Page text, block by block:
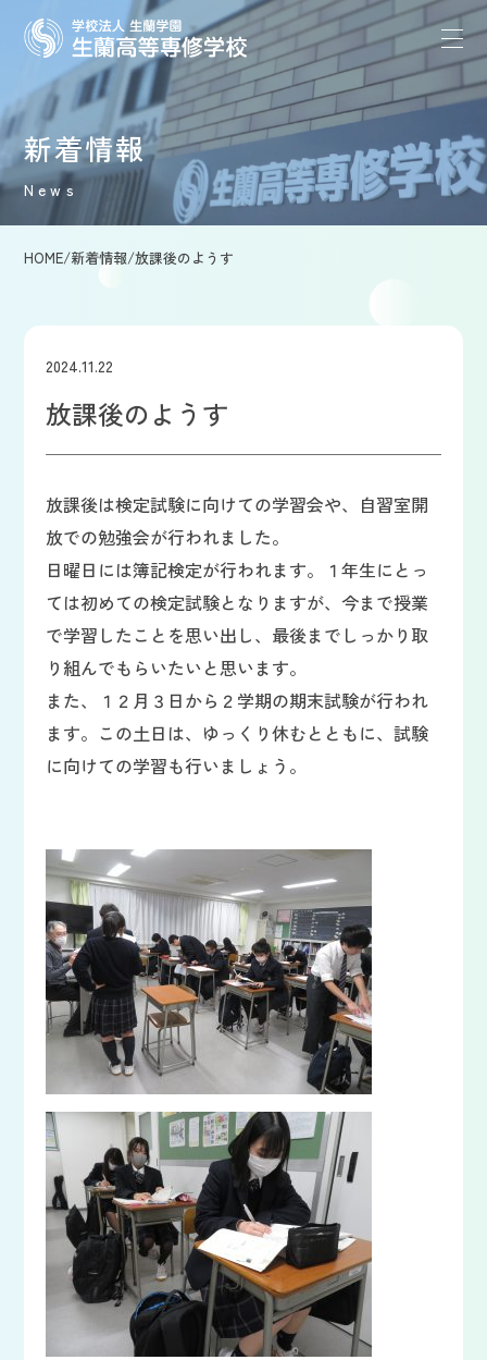
新着情報
News
HOME/新着情報/放課後のようす
2024.11.22
放課後のようす
放課後は検定試験に向けての学習会や、自習室開
放での勉強会が行われました。
日曜日には簿記検定が行われます。１年生にとっ
ては初めての検定試験となりますが、今まで授業
で学習したことを思い出し、最後までしっかり取
り組んでもらいたいと思います。
また、１２月３日から２学期の期末試験が行われ
ます。この土日は、ゆっくり休むとともに、試験
に向けての学習も行いましょう。